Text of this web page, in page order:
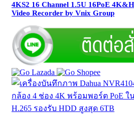
4KS2 16 Channel 1.5U 16PoE
Video Recorder by Vnix Group